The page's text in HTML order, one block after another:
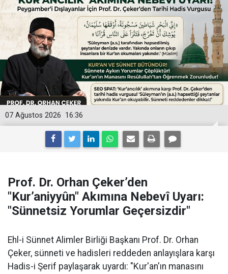
16:36
07 Ağustos 2026
Prof. Dr. Orhan Çeker’den
"Kur’aniyyûn" Akımına Nebevî Uyarı:
"Sünnetsiz Yorumlar Geçersizdir"
Ehl-i Sünnet Alimler Birliği Başkanı Prof. Dr. Orhan
Çeker, sünneti ve hadisleri reddeden anlayışlara karşı
Hadis-i Şerif paylaşarak uyardı: "Kur'an'ın manasını